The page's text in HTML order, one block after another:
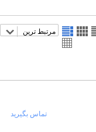
مرتبط ترین
تماس بگیرید